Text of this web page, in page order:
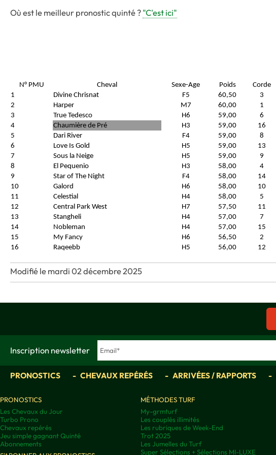
Où est le meilleur pronostic quinté ?"C'est ici"
N° PMU Cheval Sexe-Age Poids Corde
1
Divine Chrisnat F5 60,50 3
2
Harper M7 60,00 1
3
True Tedesco H6 59,00 6
4
Chaumière de Pré H3 59,00 16
5
Dari River F4 59,00 8
6
Love Is Gold H5 59,00 13
7
Sous la Neige H5 59,00 9
8
El Pequenio H3 58,00 4
9
Star of The Night F4 58,00 14
10
Galord H6 58,00 10
11
Celestial H4 58,00 5
12
Central Park West H7 57,50 11
13
Stangheli H4 57,00 7
14
Nobleman H4 57,00 15
15
My Fancy H6 56,50 2
16
Raqeebb H5 56,00 12
Modifié le mardi 02 décembre 2025
Inscription newsletter
PRONOSTICS CHEVAUX REPÉRÉS ARRIVÉES / RAPPORTS
PRONOSTICS
Les Chevaux du Jour
Turbo Prono
Chevaux repérés
Jeu simple gagnant Quinté
Abonnements
MÉTHODES TURF
My-grmturf
Les couplés illimités
Les rubriques de Week-End
Trot 2025
Les Jumelles du Turf
Super Sélections + Sélections MI-LUXE